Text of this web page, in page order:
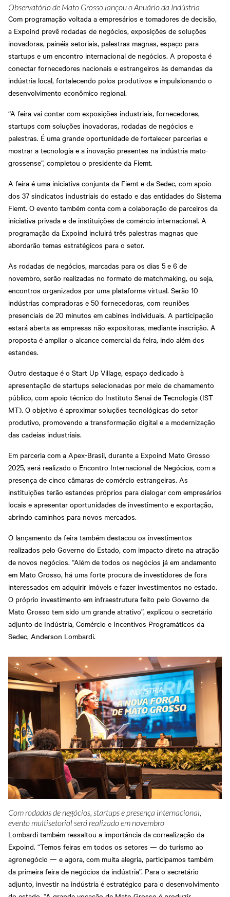
Observatório de Mato Grosso lançou o Anuário da Indústria
Com programação voltada a empresários e tomadores de decisão,
a Expoind prevê rodadas de negócios, exposições de soluções
inovadoras, painéis setoriais, palestras magnas, espaço para
startups e um encontro internacional de negócios. A proposta é
conectar fornecedores nacionais e estrangeiros às demandas da
indústria local, fortalecendo polos produtivos e impulsionando o
desenvolvimento econômico regional.
“A feira vai contar com exposições industriais, fornecedores,
startups com soluções inovadoras, rodadas de negócios e
palestras. É uma grande oportunidade de fortalecer parcerias e
mostrar a tecnologia e a inovação presentes na indústria mato-
grossense”, completou o presidente da Fiemt.
A feira é uma iniciativa conjunta da Fiemt e da Sedec, com apoio
dos 37 sindicatos industriais do estado e das entidades do Sistema
Fiemt. O evento também conta com a colaboração de parceiros da
iniciativa privada e de instituições de comércio internacional. A
programação da Expoind incluirá três palestras magnas que
abordarão temas estratégicos para o setor.
As rodadas de negócios, marcadas para os dias 5 e 6 de
novembro, serão realizadas no formato de matchmaking, ou seja,
encontros organizados por uma plataforma virtual. Serão 10
indústrias compradoras e 50 fornecedoras, com reuniões
presenciais de 20 minutos em cabines individuais. A participação
estará aberta as empresas não expositoras, mediante inscrição. A
proposta é ampliar o alcance comercial da feira, indo além dos
estandes.
Outro destaque é o Start Up Village, espaço dedicado à
apresentação de startups selecionadas por meio de chamamento
público, com apoio técnico do Instituto Senai de Tecnologia (IST
MT). O objetivo é aproximar soluções tecnológicas do setor
produtivo, promovendo a transformação digital e a modernização
das cadeias industriais.
Em parceria com a Apex-Brasil, durante a Expoind Mato Grosso
2025, será realizado o Encontro Internacional de Negócios, com a
presença de cinco câmaras de comércio estrangeiras. As
instituições terão estandes próprios para dialogar com empresários
locais e apresentar oportunidades de investimento e exportação,
abrindo caminhos para novos mercados.
O lançamento da feira também destacou os investimentos
realizados pelo Governo do Estado, com impacto direto na atração
de novos negócios. “Além de todos os negócios já em andamento
em Mato Grosso, há uma forte procura de investidores de fora
interessados em adquirir imóveis e fazer investimentos no estado.
O próprio investimento em infraestrutura feito pelo Governo de
Mato Grosso tem sido um grande atrativo”, explicou o secretário
adjunto de Indústria, Comércio e Incentivos Programáticos da
Sedec, Anderson Lombardi.
Com rodadas de negócios, startups e presença internacional,
evento multisetorial será realizado em novembro
Lombardi também ressaltou a importância da correalização da
Expoind. “Temos feiras em todos os setores — do turismo ao
agronegócio — e agora, com muita alegria, participamos também
da primeira feira de negócios da indústria”. Para o secretário
adjunto, investir na indústria é estratégico para o desenvolvimento